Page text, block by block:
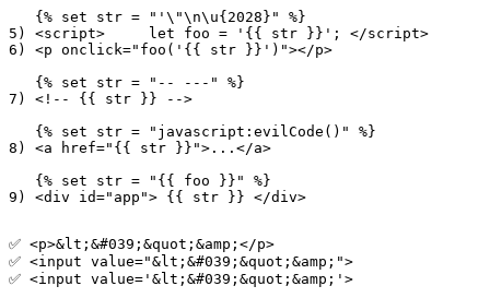
   {% set str = "'\"\n\u{2028}" %}
5) <script>	let foo = '{{ str }}'; </script>
6) <p onclick="foo('{{ str }}')"></p>
   {% set str = "-- ---" %}
7) <!-- {{ str }} -->
   {% set str = "javascript:evilCode()" %}
8) <a href="{{ str }}">...</a>
   {% set str = "{{ foo }}" %}
✅ <p>&lt;&#039;&quot;&amp;</p>
✅ <input value="&lt;&#039;&quot;&amp;">
✅ <input value='&lt;&#039;&quot;&amp;'>